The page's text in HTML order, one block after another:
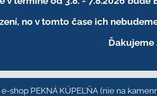
no v tomto čase ich
Ďakujeme
shop PEKNÁ KÚPEĽŇA (nie na